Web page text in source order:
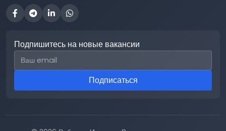
Подпишитесь на новые вакансии
Email для подписки
Подписаться